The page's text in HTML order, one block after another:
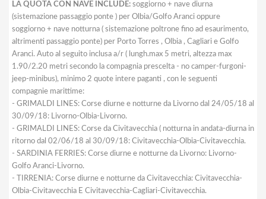
LA QUOTA CON NAVE INCLUDE: soggiorno + nave diurna
(sistemazione passaggio ponte ) per Olbia/Golfo Aranci oppure
soggiorno + nave notturna ( sistemazione poltrone fino ad esaurimento,
altrimenti passaggio ponte) per Porto Torres , Olbia , Cagliari e Golfo
Aranci. Auto al seguito inclusa a/r ( lungh.max 5 metri, altezza max
1.90/2.20 metri secondo la compagnia prescelta - no camper-furgoni-
jeep-minibus), minimo 2 quote intere paganti , con le seguenti
compagnie marittime:
- GRIMALDI LINES: Corse diurne e notturne da Livorno dal 24/05/18 al
30/09/18: Livorno-Olbia-Livorno.
- GRIMALDI LINES: Corse da Civitavecchia ( notturna in andata-diurna in
ritorno dal 02/06/18 al 30/09/18: Civitavecchia-Olbia-Civitavecchia.
- SARDINIA FERRIES: Corse diurne e notturne da Livorno: Livorno-
Golfo Aranci-Livorno.
- TIRRENIA: Corse diurne e notturne da Civitavecchia: Civitavecchia-
Olbia-Civitavecchia E Civitavecchia-Cagliari-Civitavecchia.